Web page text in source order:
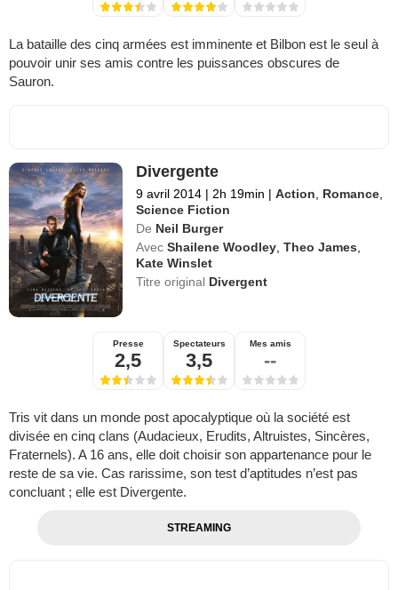
La bataille des cinq armées est imminente et Bilbon est le seul à
pouvoir unir ses amis contre les puissances obscures de
Sauron.
Divergente
9 avril 2014 | 2h 19min | Action, Romance,
Science Fiction
De Neil Burger
Avec Shailene Woodley,Theo James,
Kate Winslet
Titre original Divergent
Presse
2,5
Spectateurs
3,5
Mes amis
--
Tris vit dans un monde post apocalyptique où la société est
divisée en cinq clans (Audacieux, Erudits, Altruistes, Sincères,
Fraternels). A 16 ans, elle doit choisir son appartenance pour le
reste de sa vie. Cas rarissime, son test d’aptitudes n’est pas
concluant ; elle est Divergente.
STREAMING